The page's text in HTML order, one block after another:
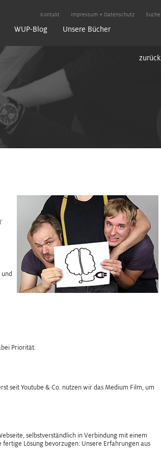
WUP-Blog Unsere Bücher
Kontakt Impressum + Datenschutz Suche
zurück
Priorität.
seit Youtube & Co. nutzen wir das Medium Film, um
selbstverständlich in Verbindung mit einem
Lösung bevorzugen: Unsere Erfahrungen aus